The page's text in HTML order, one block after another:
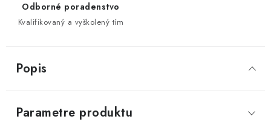
Odborné poradenstvo
Kvalifikovaný a vyškolený tím
Popis
Parametre produktu